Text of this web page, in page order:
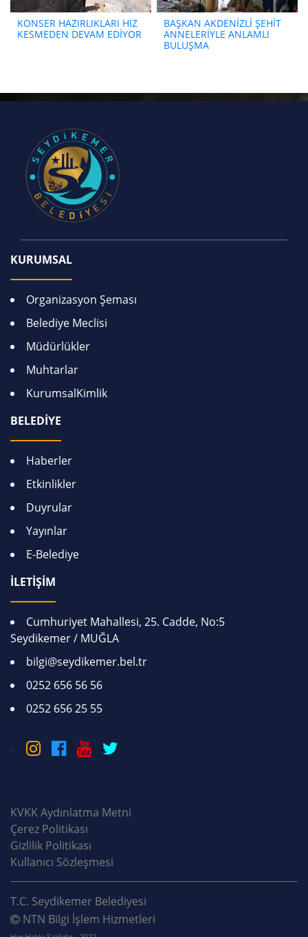
KONSER HAZIRLIKLARI HIZ
KESMEDEN DEVAM EDİYOR
BAŞKAN AKDENİZLİ ŞEHİT
ANNELERİYLE ANLAMLI
BULUŞMA
KURUMSAL
Organizasyon Şeması
Belediye Meclisi
Müdürlükler
Muhtarlar
KurumsalKimlik
BELEDİYE
Haberler
Etkinlikler
Duyrular
Yayınlar
E-Belediye
İLETİŞİM
Cumhuriyet Mahallesi, 25. Cadde, No:5
Seydikemer / MUĞLA
bilgi@seydikemer.bel.tr
0252 656 56 56
0252 656 25 55
KVKK Aydınlatma Metni
Çerez Politikası
Gizlilik Politikası
Kullanıcı Sözleşmesi
T.C. Seydikemer Belediyesi
NTN Bilgi İşlem Hizmetleri